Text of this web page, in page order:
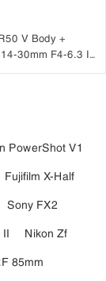
V Body +
30mm F4-6.3 IS
PowerShot V1
Fujifilm X-Half
Sony FX2
Nikon Zf
85mm